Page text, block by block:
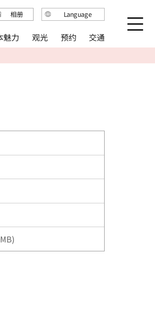
魅力 观光 预约 交通
相册 Language
English
简体中文